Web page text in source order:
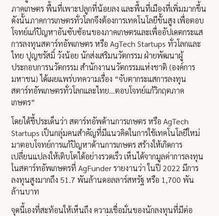
ภาคเกษตร พื้นที่เพาะปลูกที่น้อยลง และพื้นที่เมืองที่เพิ่มมากขึ้น
ดังนั้นภาคการเกษตรทั่วโลกจึงต้องการเทคโนโลยีขั้นสูง เพื่อตอบ
โจทย์แก้ปัญหาอันซับซ้อนของภาคเกษตรและเพื่ออัปเดตกระแส
การลงทุนสตาร์ทอัพเกษตร หรือ AgTech Startups ทั่วโลกและ
ไทย ปุญชรัสมิ์ วังน้อย นักส่งเสริมนวัตกรรม ฝ่ายพัฒนาผู้
ประกอบการนวัตกรรม สำนักงานนวัตกรรมแห่งชาติ (องค์การ
มหาชน) ได้เผยแพร่บทความเรื่อง “จับตากระแสการลงทุน
สตาร์ทอัพเกษตรทั่วโลกและไทย…ตอบโจทย์แก้วิกฤตภาค
เกษตร”
โดยได้ชี้ประเด็นว่า สตาร์ทอัพด้านการเกษตร หรือ AgTech
Startups เป็นกลุ่มคนสำคัญที่มีแนวคิดในการใช้เทคโนโลยีใหม่
มาตอบโจทย์การแก้ปัญหาด้านการเกษตร สร้างให้เกิดการ
เปลี่ยนแปลงให้เติบโตได้อย่างรวดเร็ว เห็นได้จากมูลค่าการลงทุน
ในสตาร์ทอัพเกษตรที่ AgFunder รายงานว่า ในปี 2022 มีการ
ลงทุนสูงมากถึง 51.7 พันล้านดอลลาร์สหรัฐ หรือ 1,700 พัน
ล้านบาท
จุดนี้เองที่สะท้อนให้เห็นถึง ความเชื่อมั่นของนักลงทุนที่มีต่อ